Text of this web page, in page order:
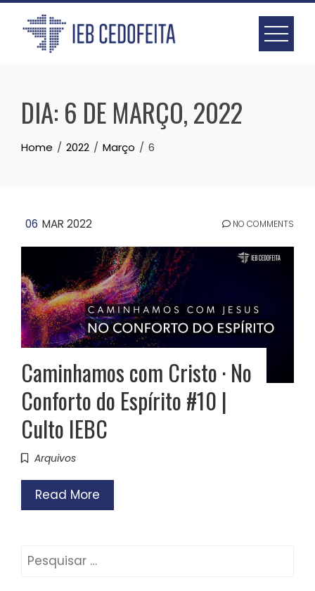
Skip
content
DIA: 6 DE MARÇO, 2022
Home 2022 Março 6
06 MAR 2022 NO COMMENTS
Caminhamos com Cristo · No
Conforto do Espírito #10 |
Culto IEBC
Arquivos
Read More
Pesquisar